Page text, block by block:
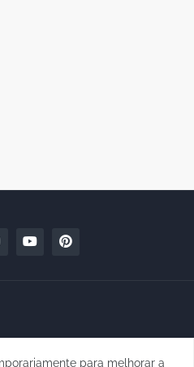
para melhorar a